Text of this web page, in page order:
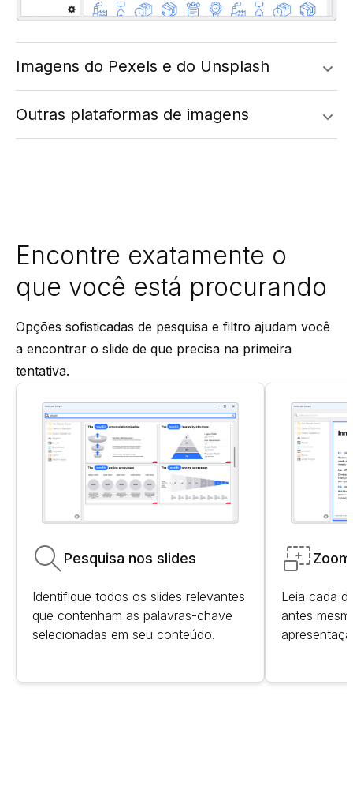
Imagens do Pexels e do Unsplash
Outras plataformas de imagens
Encontre exatamente o
que você está procurando
Opções sofisticadas de pesquisa e filtro ajudam você
a encontrar o slide de que precisa na primeira
tentativa.
Pesquisa nos slides
Identifique todos os slides relevantes
que contenham as palavras-chave
selecionadas em seu conteúdo.
Leia cada
antes